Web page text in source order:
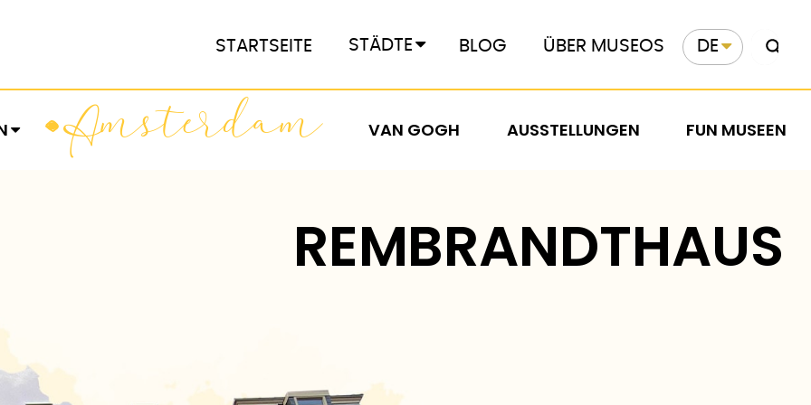
STARTSEITE STÄDTE BLOG ÜBER MUSEOS DE
AMSTERDAM VAN GOGH AUSSTELLUNGEN FUN MUSEEN
REMBRANDTHAUS